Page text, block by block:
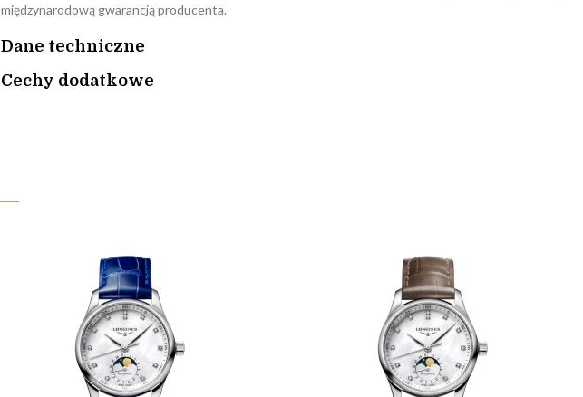
międzynarodową gwarancją producenta.
Dane techniczne
Cechy dodatkowe